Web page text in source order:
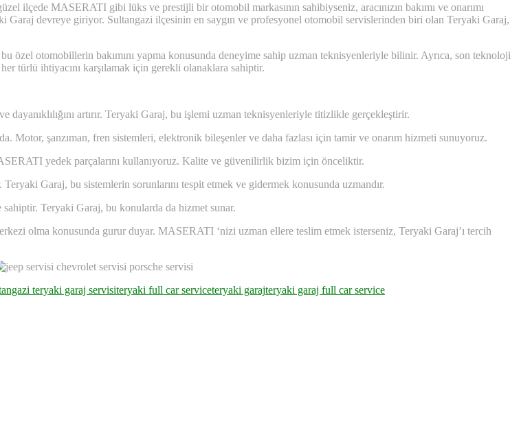
ilçede MASERATI gibi lüks ve prestijli bir otomobil markasının sahibiyseniz, aracınızın bakımı ve onarımı
Garaj devreye giriyor. Sultangazi ilçesinin en saygın ve profesyonel otomobil servislerinden biri olan Teryaki Garaj,
özel otomobillerin bakımını yapma konusunda deneyime sahip uzman teknisyenleriyle bilinir. Ayrıca, son teknoloji
türlü ihtiyacını karşılamak için gerekli olanaklara sahiptir.
dayanıklılığını artırır. Teryaki Garaj, bu işlemi uzman teknisyenleriyle titizlikle gerçekleştirir.
Motor, şanzıman, fren sistemleri, elektronik bileşenler ve daha fazlası için tamir ve onarım hizmeti sunuyoruz.
yedek parçalarını kullanıyoruz. Kalite ve güvenilirlik bizim için önceliktir.
Garaj, bu sistemlerin sorunlarını tespit etmek ve gidermek konusunda uzmandır.
Teryaki Garaj, bu konularda da hizmet sunar.
olma konusunda gurur duyar. MASERATI ‘nizi uzman ellere teslim etmek isterseniz, Teryaki Garaj’ı tercih
teryaki garaj servisiteryaki full car serviceteryaki garajteryaki garaj full car service